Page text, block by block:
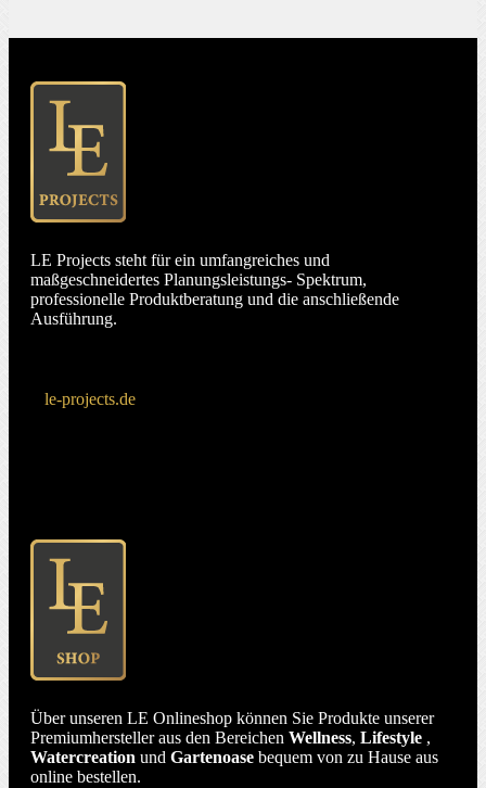
LE Projects steht für ein umfangreiches und
maßgeschneidertes Planungsleistungs- Spektrum,
professionelle Produktberatung und die anschließende
Ausführung.
le-projects.de
Über unseren LE Onlineshop können Sie Produkte unserer
Premiumhersteller aus den Bereichen Wellness, Lifestyle ,
Watercreation und Gartenoase bequem von zu Hause aus
online bestellen.